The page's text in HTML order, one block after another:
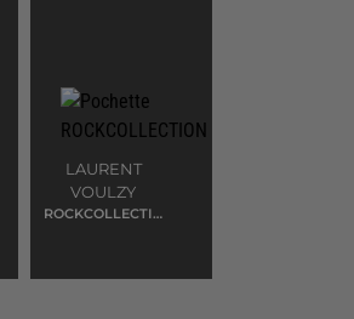
LAURENT
VOULZY
ROCKCOLLECTIO